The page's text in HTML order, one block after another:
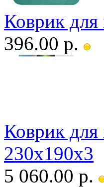
Коврик
396.00 р.
Коврик
230х190х3
5 060.00 р.